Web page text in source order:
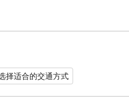
择适合的交通方式